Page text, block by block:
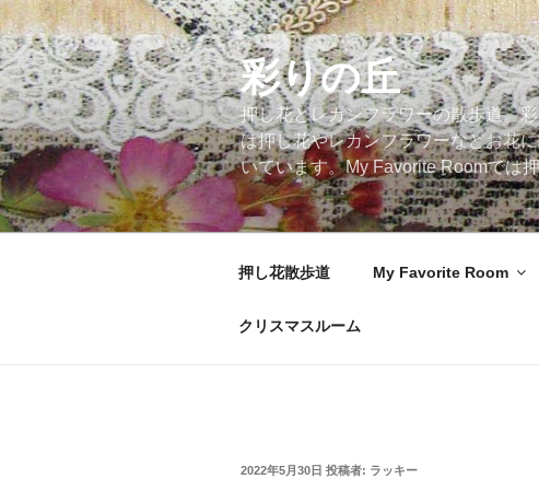
コ
ン
テ
ン
ツ
へ
ス
キ
ッ
彩りの丘
押し花とレカンフラワーの散歩道。
は押し花やレカンフラワーなどお花
いています。My Favorite Roomでは
押し花散歩道 My Favorite Room
クリスマスルーム
投
2022年5月30日 投稿者: ラッキー